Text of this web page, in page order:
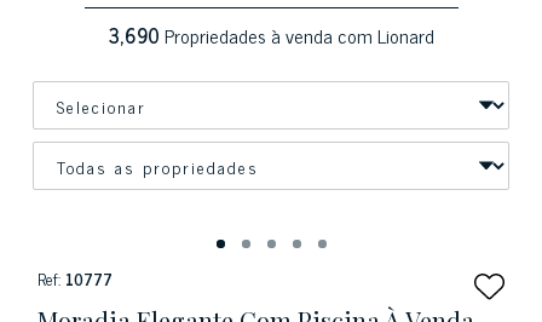
3,690Propriedades à venda com Lionard
Ref: 10777